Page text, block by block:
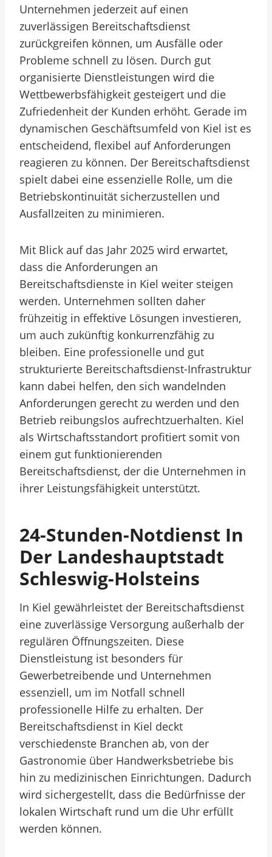
Unternehmen jederzeit auf einen
zuverlässigen Bereitschaftsdienst
zurückgreifen können, um Ausfälle oder
Probleme schnell zu lösen. Durch gut
organisierte Dienstleistungen wird die
Wettbewerbsfähigkeit gesteigert und die
Zufriedenheit der Kunden erhöht. Gerade im
dynamischen Geschäftsumfeld von Kiel ist es
entscheidend, flexibel auf Anforderungen
reagieren zu können. Der Bereitschaftsdienst
spielt dabei eine essenzielle Rolle, um die
Betriebskontinuität sicherzustellen und
Ausfallzeiten zu minimieren.
Mit Blick auf das Jahr 2025 wird erwartet,
dass die Anforderungen an
Bereitschaftsdienste in Kiel weiter steigen
werden. Unternehmen sollten daher
frühzeitig in effektive Lösungen investieren,
um auch zukünftig konkurrenzfähig zu
bleiben. Eine professionelle und gut
strukturierte Bereitschaftsdienst-Infrastruktur
kann dabei helfen, den sich wandelnden
Anforderungen gerecht zu werden und den
Betrieb reibungslos aufrechtzuerhalten. Kiel
als Wirtschaftsstandort profitiert somit von
einem gut funktionierenden
Bereitschaftsdienst, der die Unternehmen in
ihrer Leistungsfähigkeit unterstützt.
24-Stunden-Notdienst In
Der Landeshauptstadt
Schleswig-Holsteins
In Kiel gewährleistet der Bereitschaftsdienst
eine zuverlässige Versorgung außerhalb der
regulären Öffnungszeiten. Diese
Dienstleistung ist besonders für
Gewerbetreibende und Unternehmen
essenziell, um im Notfall schnell
professionelle Hilfe zu erhalten. Der
Bereitschaftsdienst in Kiel deckt
verschiedenste Branchen ab, von der
Gastronomie über Handwerksbetriebe bis
hin zu medizinischen Einrichtungen. Dadurch
wird sichergestellt, dass die Bedürfnisse der
lokalen Wirtschaft rund um die Uhr erfüllt
werden können.